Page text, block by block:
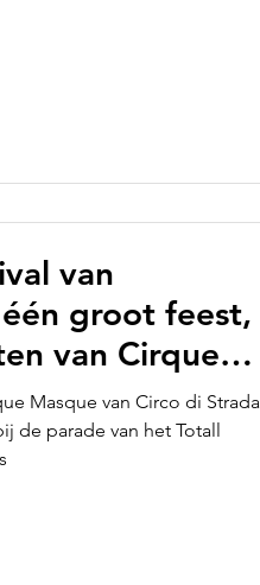
van
groot feest,
van Cirque
het
circus
Masque van Circo di Strada
de parade van het Totall